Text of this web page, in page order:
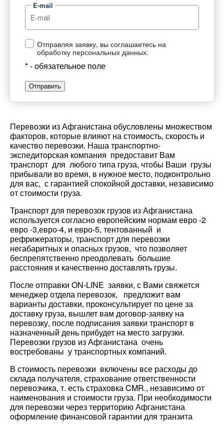
E-mail
Отправляя заявку, вы соглашаетесь на
обработку персональных данных.
* - обязательное поле
Отправить
Перевозки из Афганистана обусловлены множеством
факторов, которые влияют на стоимость, скорость и
качество перевозки. Наша транспортно-
экспедиторская компания предоставит Вам
транспорт для любого типа груза, чтобы Ваши грузы
прибывали во время, в нужное место, подконтрольно
для вас, с гарантией спокойной доставки, независимо
от стоимости груза.
Транспорт для перевозок грузов из Афганистана
используется согласно европейским нормам евро -2
евро -3,евро-4, и евро-5, тентованный и
рефрижераторы, транспорт для перевозки
негабаритных и опасных грузов, что позволяет
беспрепятственно преодолевать большие
расстояния и качественно доставлять грузы.
После отправки ON-LINE заявки, с Вами свяжется
менеджер отдела перевозок, предложит вам
варианты доставки, проконсультирует по цене за
доставку груза, вышлет вам договор-заявку на
перевозку, после подписания заявки транспорт в
назначенный день прибудет на место загрузки.
Перевозки грузов из Афганистана очень
востребованы у транспортных компаний.
В стоимость перевозки включены все расходы до
склада получателя, страхование ответственности
перевозчика, т. есть страховка CMR., независимо от
наименования и стоимости груза. При необходимости
для перевозки через территорию Афганистана
оформление финансовой гарантии для транзита
Узнать стоимость перевозки
Страна загрузки
Разместить транспорт для поиска груза
Страна загрузки